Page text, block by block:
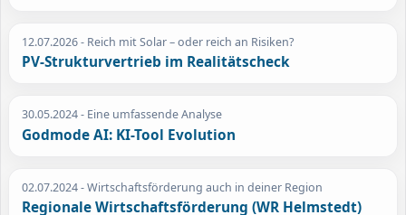
12.07.2026- Reich mit Solar – oder reich an Risiken?
PV-Strukturvertrieb im Realitätscheck
30.05.2024- Eine umfassende Analyse
Godmode AI: KI-Tool Evolution
02.07.2024- Wirtschaftsförderung auch in deiner Region
Regionale Wirtschaftsförderung (WR Helmstedt)